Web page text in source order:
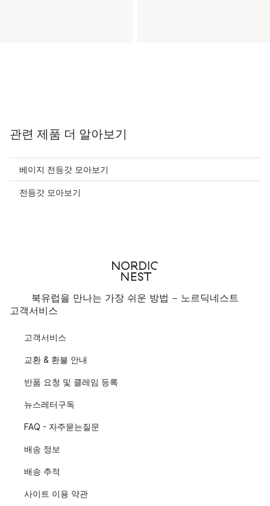
관련 제품 더 알아보기
베이지 전등갓 모아보기
전등갓 모아보기
북유럽을 만나는 가장 쉬운 방법 - 노르딕네스트
고객서비스
고객서비스
교환 & 환불 안내
반품 요청 및 클레임 등록
뉴스레터구독
FAQ - 자주묻는질문
배송 정보
배송 추적
사이트 이용 약관